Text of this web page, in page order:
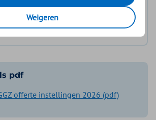
die we niet of onder
pdf
offerte instellingen 2026 (pdf)
Weigeren